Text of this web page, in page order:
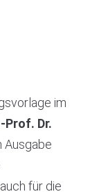
im
Prof. Dr.
Ausgabe
für die